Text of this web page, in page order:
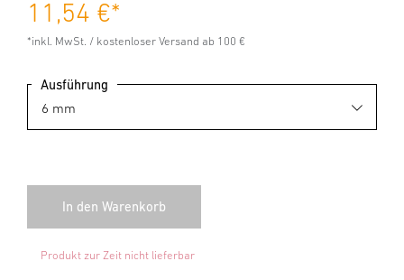
11,54 €*
*inkl. MwSt. / kostenloser Versand ab 100 €
Ausführung
Produkt zur Zeit nicht lieferbar